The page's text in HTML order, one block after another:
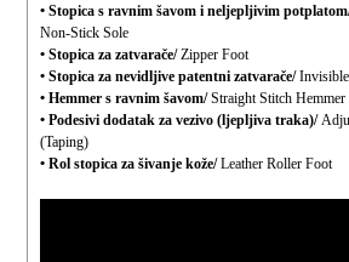
• Stopica s ravnim šavom i neljepljivim
Non-Stick Sole
• Stopica za zatvarače/ Zipper Foot
• Stopica za nevidljive patentni zatvarače/
• Hemmer s ravnim šavom/Straight Stitch Hemmer
• Podesivi dodatak za vezivo (ljepljiva traka)/
(Taping)
• Rol stopica za šivanje kože/Leather Roller Foot